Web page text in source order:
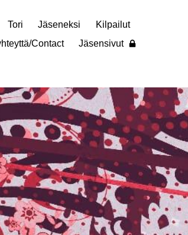
Tori Jäseneksi
Kilpailut
Contact
Jäsensivut